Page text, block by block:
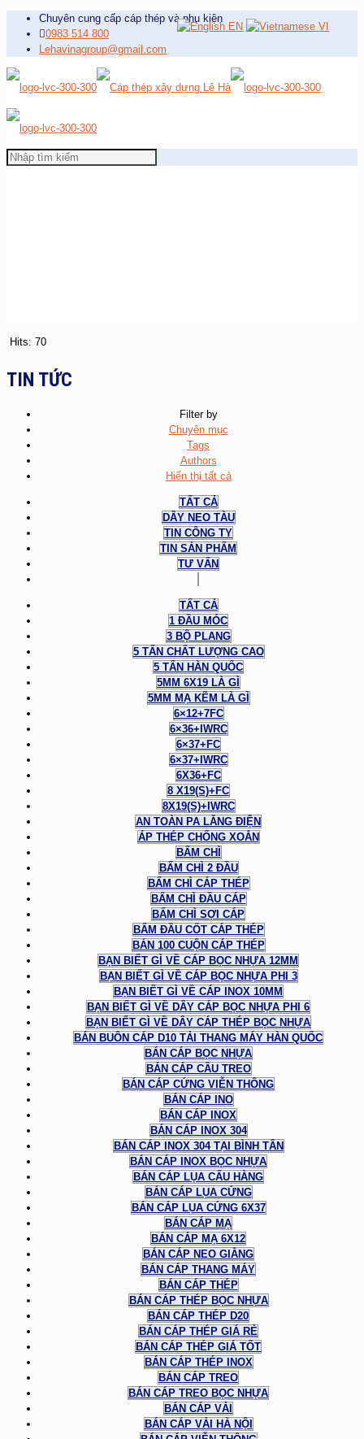
Chuyên cung cấp cáp thép và phụ kiện
0983 514 800
Lehavinagroup@gmail.com
Hits: 70
TIN TỨC
Filter by
Chuyên mục
Tags
Authors
Hiển thị tất cả
TẤT CẢ
DÂY NEO TÀU
TIN CÔNG TY
TIN SẢN PHẨM
TƯ VẤN
TẤT CẢ
1 ĐẦU MÓC
3 BỘ PLANG
5 TẤN CHẤT LƯỢNG CAO
5 TẤN HÀN QUỐC
5MM 6X19 LÀ GÌ
5MM MẠ KẼM LÀ GÌ
6×12+7FC
6×36+IWRC
6×37+FC
6×37+IWRC
6X36+FC
8 X19(S)+FC
8X19(S)+IWRC
AN TOÀN PA LĂNG ĐIỆN
ÁP THÉP CHỐNG XOẮN
BẤM CHÌ
BẤM CHÌ 2 ĐẦU
BẤM CHÌ CÁP THÉP
BẤM CHÌ ĐẦU CÁP
BẤM CHÌ SỢI CÁP
BẤM ĐẦU CỐT CÁP THÉP
BÁN 100 CUỘN CÁP THÉP
BẠN BIẾT GÌ VỀ CÁP BỌC NHỰA 12MM
BẠN BIẾT GÌ VỀ CÁP BỌC NHỰA PHI 3
BẠN BIẾT GÌ VỀ CÁP INOX 10MM
BẠN BIẾT GÌ VỀ DÂY CÁP BỌC NHỰA PHI 6
BẠN BIẾT GÌ VỀ DÂY CÁP THÉP BỌC NHỰA
BÁN BUÔN CÁP D10 TẢI THANG MÁY HÀN QUỐC
BÁN CÁP BỌC NHỰA
BÁN CÁP CẦU TREO
BÁN CÁP CỨNG VIỄN THÔNG
BÁN CÁP INO
BÁN CÁP INOX
BÁN CÁP INOX 304
BÁN CÁP INOX 304 TẠI BÌNH TÂN
BÁN CÁP INOX BỌC NHỰA
BÁN CÁP LỤA CẨU HÀNG
BÁN CÁP LỤA CỨNG
BÁN CÁP LỤA CỨNG 6X37
BÁN CÁP MẠ
BÁN CÁP MẠ 6X12
BÁN CÁP NEO GIẰNG
BÁN CÁP THANG MÁY
BÁN CÁP THÉP
BÁN CÁP THÉP BỌC NHỰA
BÁN CÁP THÉP D20
BÁN CÁP THÉP GIÁ RẺ
BÁN CÁP THÉP GIÁ TỐT
BÁN CÁP THÉP INOX
BÁN CÁP TREO
BÁN CÁP TREO BỌC NHỰA
BÁN CÁP VẢI
BÁN CÁP VẢI HÀ NỘI
EN VI